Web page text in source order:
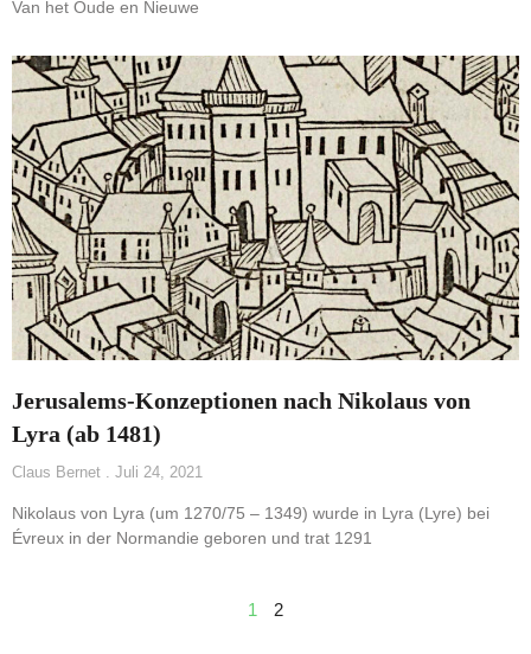
Van het Oude en Nieuwe
Jerusalems-Konzeptionen nach Nikolaus von
Lyra (ab 1481)
Claus Bernet Juli 24, 2021
Nikolaus von Lyra (um 1270/75 – 1349) wurde in Lyra (Lyre) bei
Évreux in der Normandie geboren und trat 1291
1 2